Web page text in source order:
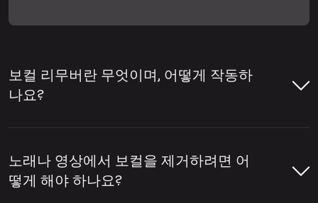
보컬 리무버란 무엇이며, 어떻게 작동하
나요?
주와 보컬을 분리하는 데 도움을 주는 도구입
니다. 보컬 리무버는 노래방용 트랙 제작, 아카
노래나 영상에서 보컬을 제거하려면 어
떻게 해야 하나요?